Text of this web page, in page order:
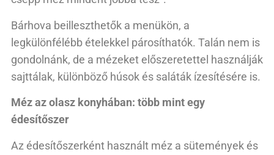
Bárhova beilleszthetők a menükön, a
legkülönfélébb ételekkel párosíthatók. Talán nem is
gondolnánk, de a mézeket előszeretettel használják
sajttálak, különböző húsok és saláták ízesítésére is.
Méz az olasz konyhában: több mint egy
édesítőszer
Az édesítőszerként használt méz a sütemények és